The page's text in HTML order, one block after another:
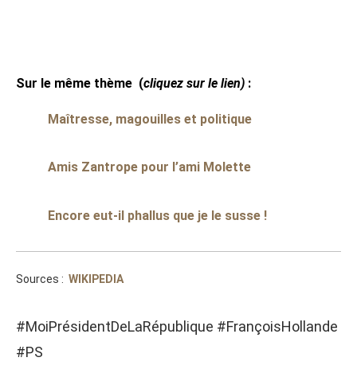
Sur le même thème (cliquez sur le lien) :
Maîtresse, magouilles et politique
Amis Zantrope pour l’ami Molette
Encore eut-il phallus que je le susse !
Sources : WIKIPEDIA
#MoiPrésidentDeLaRépublique #FrançoisHollande
#PS